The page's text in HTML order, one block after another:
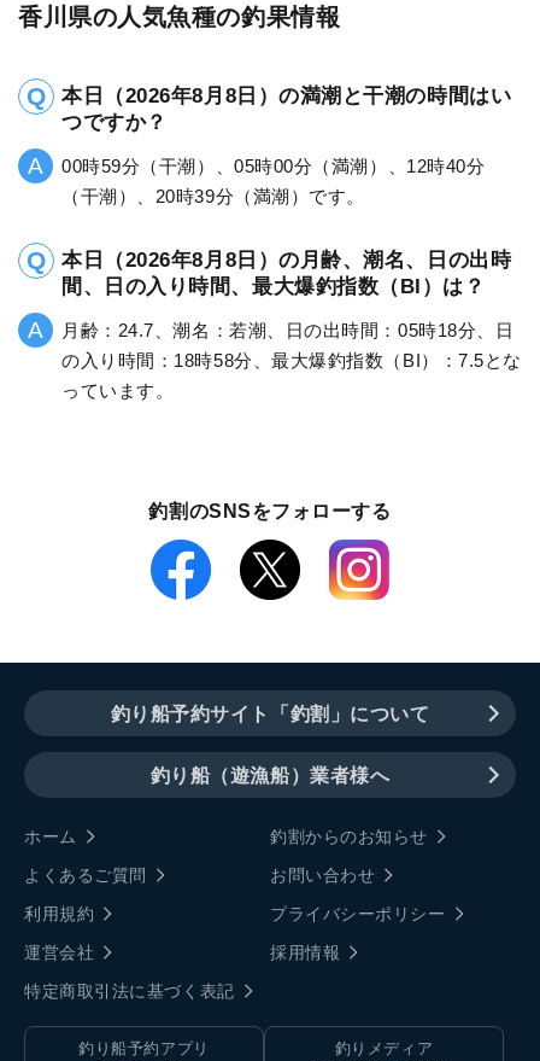
香川県の人気魚種の釣果情報
本日（2026年8月8日）の満潮と干潮の時間はい
つですか？
00時59分（干潮）、05時00分（満潮）、12時40分
（干潮）、20時39分（満潮）です。
本日（2026年8月8日）の月齢、潮名、日の出時
間、日の入り時間、最大爆釣指数（BI）は？
月齢：24.7、潮名：若潮、日の出時間：05時18分、日
の入り時間：18時58分、最大爆釣指数（BI）：7.5とな
っています。
釣割のSNSをフォローする
釣り船予約サイト「釣割」について
釣り船（遊漁船）業者様へ
ホーム
釣割からのお知らせ
よくあるご質問
お問い合わせ
利用規約
プライバシーポリシー
運営会社
採用情報
特定商取引法に基づく表記
釣り船予約アプリ
釣りメディア